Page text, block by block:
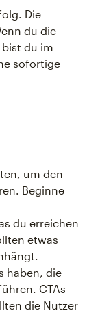
Die
du die
du im
sofortige
um den
Beginne
du erreichen
etwas
haben, die
CTAs
die Nutzer